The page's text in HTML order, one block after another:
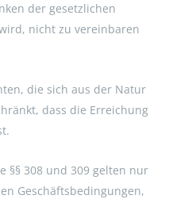
der gesetzlichen
nicht zu vereinbaren
die sich aus der Natur
dass die Erreichung
§§ 308 und 309 gelten nur
Geschäftsbedingungen,